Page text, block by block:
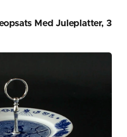
Med Juleplatter, 3